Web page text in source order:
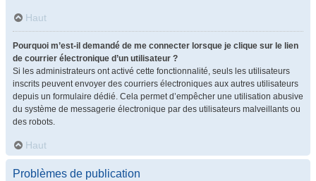
Haut
Pourquoi m’est-il demandé de me connecter lorsque je clique sur le lien
de courrier électronique d’un utilisateur ?
Si les administrateurs ont activé cette fonctionnalité, seuls les utilisateurs
inscrits peuvent envoyer des courriers électroniques aux autres utilisateurs
depuis un formulaire dédié. Cela permet d’empêcher une utilisation abusive
du système de messagerie électronique par des utilisateurs malveillants ou
des robots.
Haut
Problèmes de publication